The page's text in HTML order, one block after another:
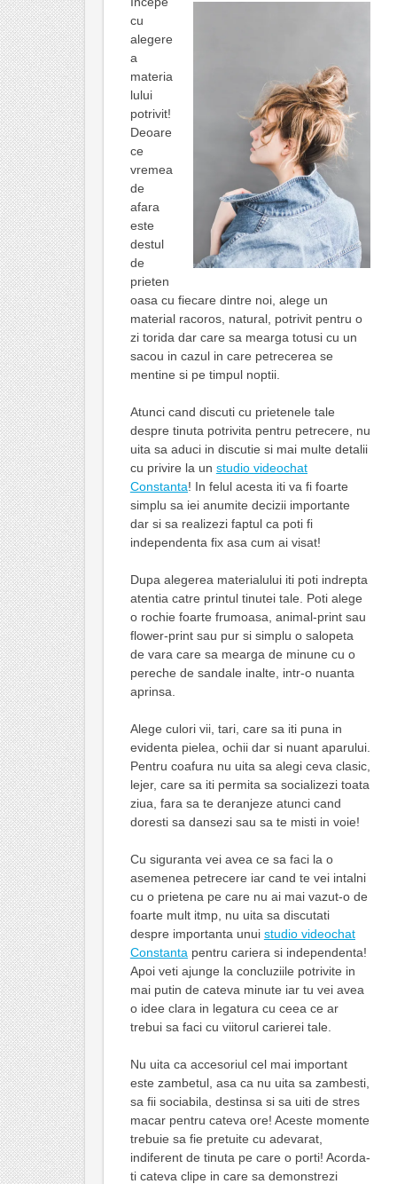
cu
alegere
a
materia
lului
potrivit!
Deoare
ce
vremea
de
afara
este
destul
de
prieten
oasa cu fiecare dintre noi, alege un
material racoros, natural, potrivit pentru o
zi torida dar care sa mearga totusi cu un
sacou in cazul in care petrecerea se
mentine si pe timpul noptii.
Atunci cand discuti cu prietenele tale
despre tinuta potrivita pentru petrecere, nu
uita sa aduci in discutie si mai multe detalii
cu privire la un studio videochat
Constanta! In felul acesta iti va fi foarte
simplu sa iei anumite decizii importante
dar si sa realizezi faptul ca poti fi
independenta fix asa cum ai visat!
Dupa alegerea materialului iti poti indrepta
atentia catre printul tinutei tale. Poti alege
o rochie foarte frumoasa, animal-print sau
flower-print sau pur si simplu o salopeta
de vara care sa mearga de minune cu o
pereche de sandale inalte, intr-o nuanta
aprinsa.
Alege culori vii, tari, care sa iti puna in
evidenta pielea, ochii dar si nuant aparului.
Pentru coafura nu uita sa alegi ceva clasic,
lejer, care sa iti permita sa socializezi toata
ziua, fara sa te deranjeze atunci cand
doresti sa dansezi sau sa te misti in voie!
Cu siguranta vei avea ce sa faci la o
asemenea petrecere iar cand te vei intalni
cu o prietena pe care nu ai mai vazut-o de
foarte mult itmp, nu uita sa discutati
despre importanta unui studio videochat
Constanta pentru cariera si independenta!
Apoi veti ajunge la concluziile potrivite in
mai putin de cateva minute iar tu vei avea
o idee clara in legatura cu ceea ce ar
trebui sa faci cu viitorul carierei tale.
Nu uita ca accesoriul cel mai important
este zambetul, asa ca nu uita sa zambesti,
sa fii sociabila, destinsa si sa uiti de stres
macar pentru cateva ore! Aceste momente
trebuie sa fie pretuite cu adevarat,
indiferent de tinuta pe care o porti! Acorda-
ti cateva clipe in care sa demonstrezi